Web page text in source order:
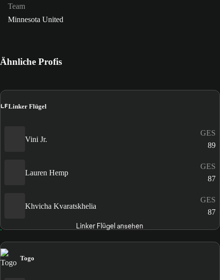
Team
Minnesota United
Ähnliche Profis
LFLinker Flügel
Vini Jr.
GES
89
Lauren Hemp
GES
87
Khvicha Kvaratskhelia
GES
87
Linker Flügel ansehen
Togo